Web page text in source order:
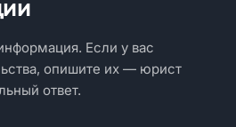
Если у вас
опишите их — юрист
ответ.